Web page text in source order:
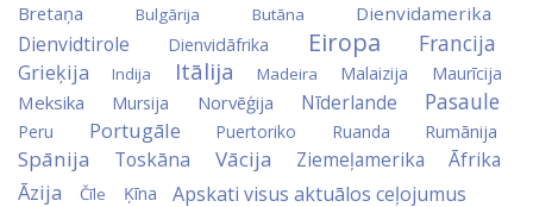
Bretaņa Bulgārija Butāna Dienvidamerika
Dienvidtirole Dienvidāfrika Eiropa Francija
Grieķija Indija Itālija Madeira Malaizija Maurīcija
Meksika Mursija Norvēģija Nīderlande Pasaule
Peru Portugāle Puertoriko Ruanda Rumānija
Spānija Toskāna Vācija Ziemeļamerika Āfrika
Āzija Čīle Ķīna Apskati visus aktuālos ceļojumus